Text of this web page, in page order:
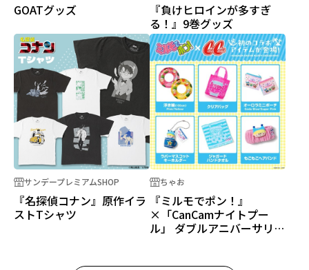
GOATグッズ
『負けヒロインが多すぎ
る！』9巻グッズ
サンデープレミアムSHOP
『名探偵コナン』原作イラ
ストTシャツ
ちゃお
『ミルモでポン！』
×「CanCamナイトプー
ル」 ダブルアニバーサリー